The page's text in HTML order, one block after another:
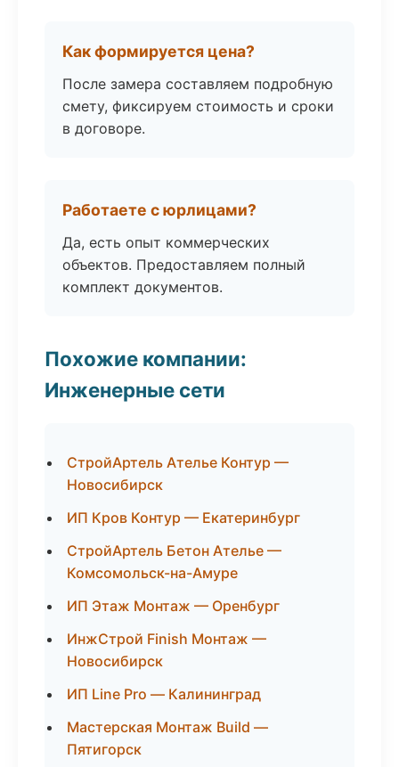
Как формируется цена?
После замера составляем подробную
смету, фиксируем стоимость и сроки
в договоре.
Работаете с юрлицами?
Да, есть опыт коммерческих
объектов. Предоставляем полный
комплект документов.
Похожие компании:
Инженерные сети
СтройАртель Ателье Контур —
Новосибирск
ИП Кров Контур — Екатеринбург
СтройАртель Бетон Ателье —
Комсомольск-на-Амуре
ИП Этаж Монтаж — Оренбург
ИнжСтрой Finish Монтаж —
Новосибирск
ИП Line Pro — Калининград
Мастерская Монтаж Build —
Пятигорск